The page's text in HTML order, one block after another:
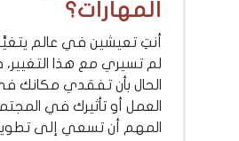
المهارات؟
أنتِ تعيشين في عالم يتغيَّر
لم تسيري مع هذا
الحال بأن تفقدي مكانك
العمل أو تأثيرك في
المهم أن تسعي إلى تطوير